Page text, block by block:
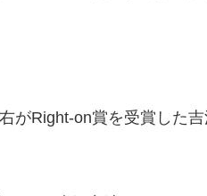
がRight-on賞を受賞した